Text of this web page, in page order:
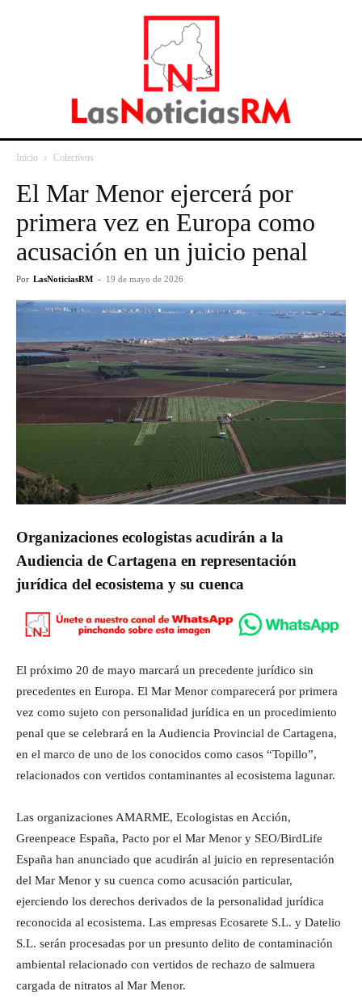
Inicio Colectivos
El Mar Menor ejercerá por
primera vez en Europa como
acusación en un juicio penal
Por LasNoticiasRM - 19 de mayo de 2026
Organizaciones ecologistas acudirán a la
Audiencia de Cartagena en representación
jurídica del ecosistema y su cuenca
El próximo 20 de mayo marcará un precedente jurídico sin
precedentes en Europa. El Mar Menor comparecerá por primera
vez como sujeto con personalidad jurídica en un procedimiento
penal que se celebrará en la Audiencia Provincial de Cartagena,
en el marco de uno de los conocidos como casos “Topillo”,
relacionados con vertidos contaminantes al ecosistema lagunar.
Las organizaciones AMARME, Ecologistas en Acción,
Greenpeace España, Pacto por el Mar Menor y SEO/BirdLife
España han anunciado que acudirán al juicio en representación
del Mar Menor y su cuenca como acusación particular,
ejerciendo los derechos derivados de la personalidad jurídica
reconocida al ecosistema. Las empresas Ecosarete S.L. y Datelio
S.L. serán procesadas por un presunto delito de contaminación
ambiental relacionado con vertidos de rechazo de salmuera
cargada de nitratos al Mar Menor.